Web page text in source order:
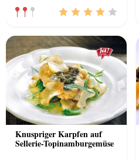
Knuspriger Karpfen auf
Sellerie-Topinamburgemüse